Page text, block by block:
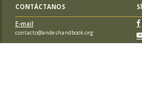
CONTÁCTANOS
E-mail
contacto@andeshandbook.org